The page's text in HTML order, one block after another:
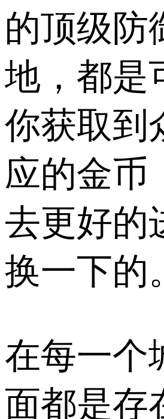
的顶级防
地，都是
你获取到
应的金币
去更好的
换一下的。
在每一个
面都是存